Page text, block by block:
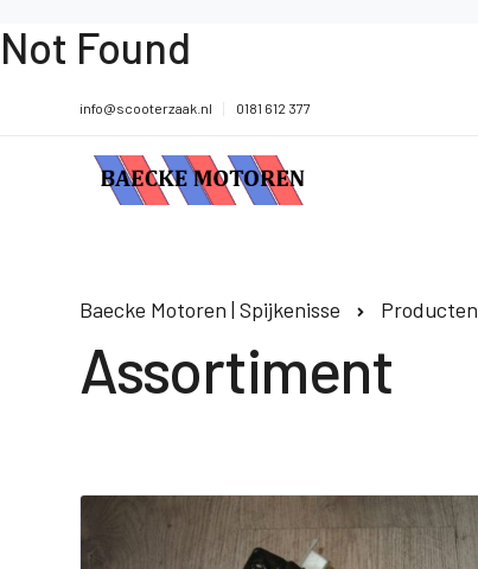
Not Found
info@scooterzaak.nl 0181 612 377
Baecke Motoren | Spijkenisse Producten
Assortiment